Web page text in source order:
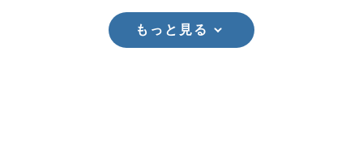
もっと見る